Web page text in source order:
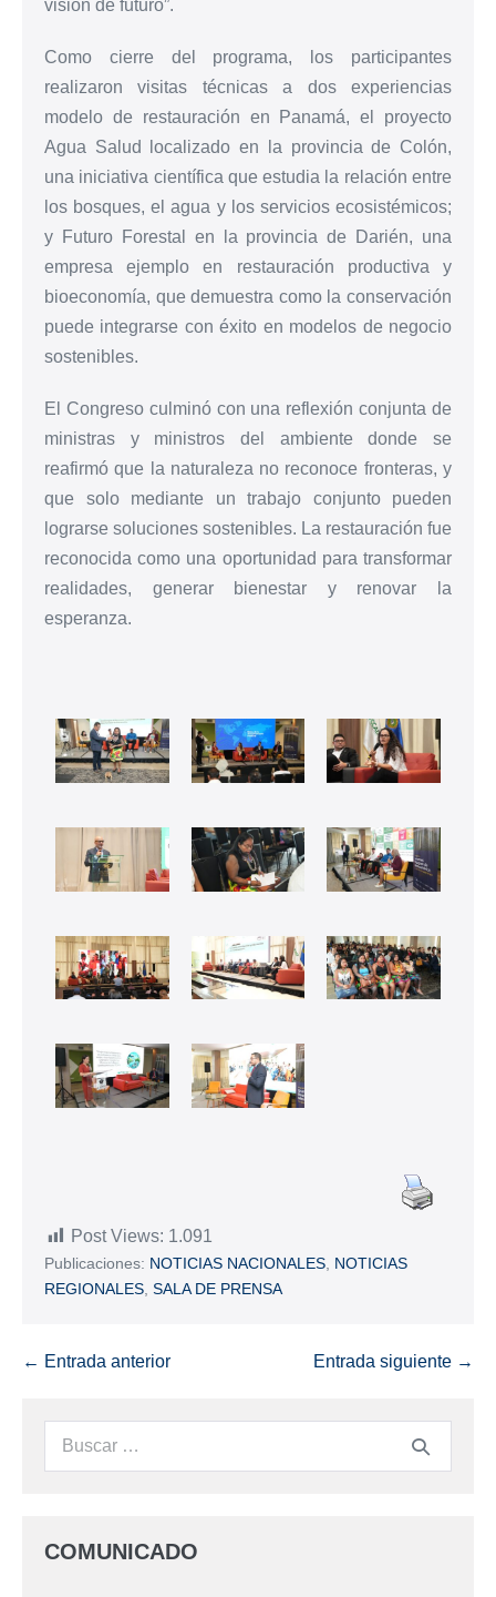
visión de futuro”.
Como cierre del programa, los participantes
realizaron visitas técnicas a dos experiencias
modelo de restauración en Panamá, el proyecto
Agua Salud localizado en la provincia de Colón,
una iniciativa científica que estudia la relación entre
los bosques, el agua y los servicios ecosistémicos;
y Futuro Forestal en la provincia de Darién, una
empresa ejemplo en restauración productiva y
bioeconomía, que demuestra como la conservación
puede integrarse con éxito en modelos de negocio
sostenibles.
El Congreso culminó con una reflexión conjunta de
ministras y ministros del ambiente donde se
reafirmó que la naturaleza no reconoce fronteras, y
que solo mediante un trabajo conjunto pueden
lograrse soluciones sostenibles. La restauración fue
reconocida como una oportunidad para transformar
realidades, generar bienestar y renovar la
esperanza.
Post Views: 1.091
Publicaciones: NOTICIAS NACIONALES NOTICIAS
REGIONALES SALA DE PRENSA
← Entrada anterior Entrada siguiente →
COMUNICADO